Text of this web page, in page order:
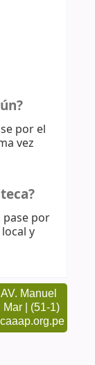
por el
vez
pase por
y
Manuel
| (51-1)